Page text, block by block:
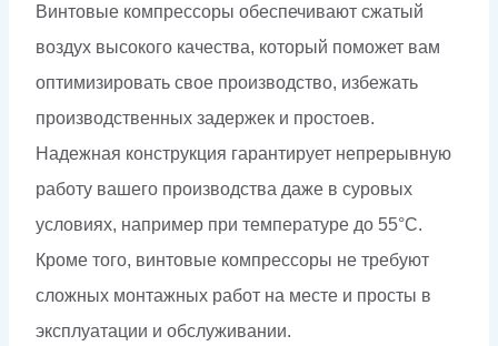
Винтовые компрессоры обеспечивают сжатый
воздух высокого качества, который поможет вам
оптимизировать свое производство, избежать
производственных задержек и простоев.
Надежная конструкция гарантирует непрерывную
работу вашего производства даже в суровых
условиях, например при температуре до 55°C.
Кроме того, винтовые компрессоры не требуют
сложных монтажных работ на месте и просты в
эксплуатации и обслуживании.